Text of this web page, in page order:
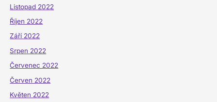
Listopad 2022
Říjen 2022
Září 2022
Srpen 2022
Červenec 2022
Červen 2022
Květen 2022